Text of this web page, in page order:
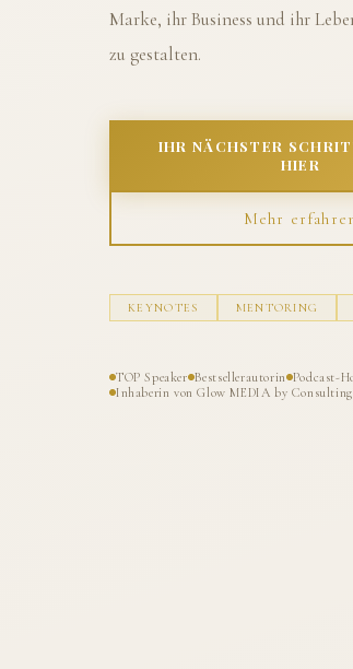
Marke, ihr Business und ihr
zu gestalten.
IHR NÄCHSTER
HIER
Mehr
KEYNOTES MENTORING
TOP Speaker Bestsellerautorin Podcast-
Inhaberin von Glow MEDIA by